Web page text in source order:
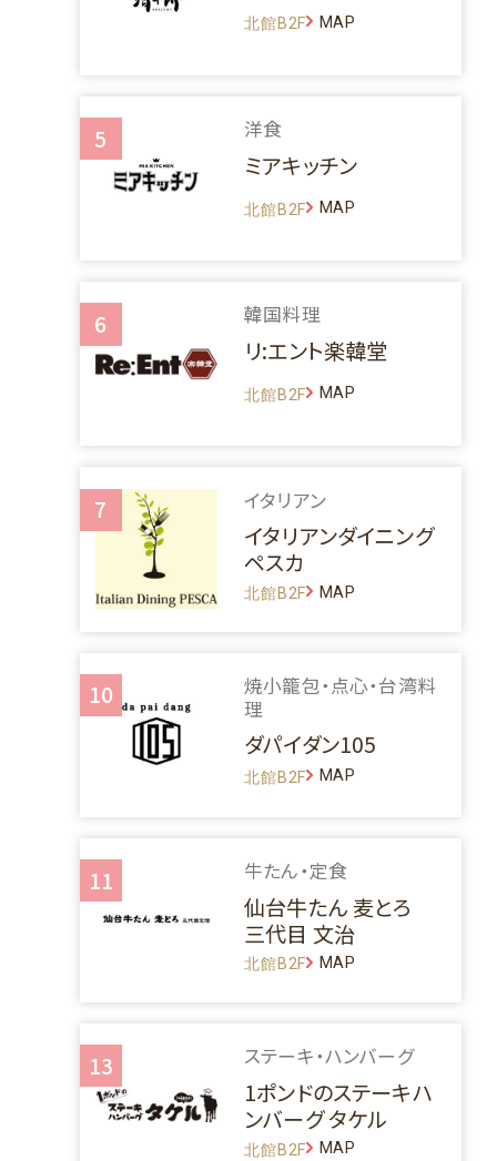
北館B2F MAP
5 洋食
ミアキッチン
北館B2F MAP
6 韓国料理
リ:エント楽韓堂
北館B2F MAP
7 イタリアン
イタリアンダイニング
ペスカ
北館B2F MAP
10
焼小籠包・点心・台湾料
理
ダパイダン105
北館B2F MAP
11 牛たん・定食
仙台牛たん 麦とろ
三代目 文治
北館B2F MAP
13 ステーキ・ハンバーグ
1ポンドのステーキハ
ンバーグ タケル
北館B2F MAP